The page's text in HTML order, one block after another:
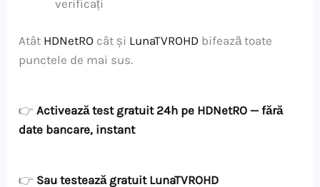
verificați
Atât HDNetRO cât și LunaTVROHD bifează toate
punctele de mai sus.
👉Activează test gratuit 24h pe HDNetRO — fără
date bancare, instant
👉 Sau testează gratuit LunaTVROHD